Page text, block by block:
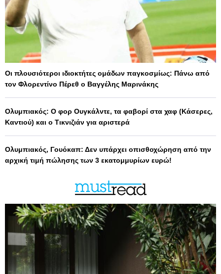
Οι πλουσιότεροι ιδιοκτήτες ομάδων παγκοσμίως: Πάνω από
τον Φλορεντίνο Πέρεθ ο Βαγγέλης Μαρινάκης
Ολυμπιακός: Ο φορ Ουγκάλντε, τα φαβορί στα χαφ (Κάσερες,
Καντιού) και ο Τικνιζιάν για αριστερά
Ολυμπιακός, Γουόκαπ: Δεν υπάρχει οπισθοχώρηση από την
αρχική τιμή πώλησης των 3 εκατομμυρίων ευρώ!